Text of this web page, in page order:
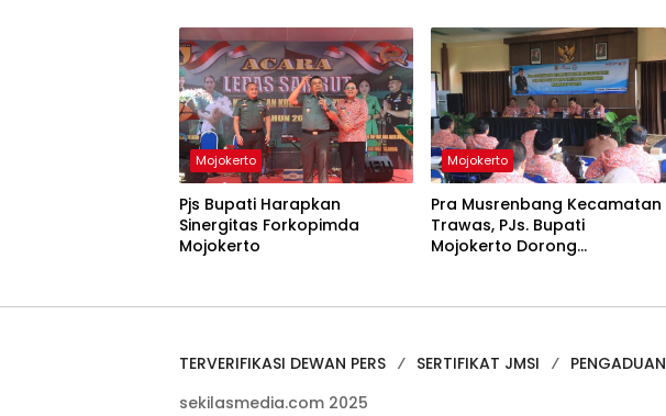
Berbagai Prestasi
Mojokerto
Pjs Bupati Harapkan
Sinergitas Forkopimda
Mojokerto
Mojokerto
Pra Musrenbang Kecamatan
Trawas, PJs. Bupati
Mojokerto Dorong
TERVERIFIKASI DEWAN PERS SERTIFIKAT JMSI PENGADUAN
sekilasmedia.com 2025